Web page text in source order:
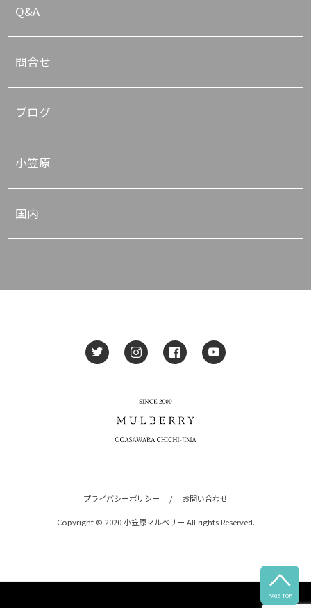

PAGE TOP
Q&A
問合せ
ブログ
小笠原
国内
プライバシーポリシー / お問い合わせ
Copyright © 2020 小笠原マルベリー All rights Reserved.